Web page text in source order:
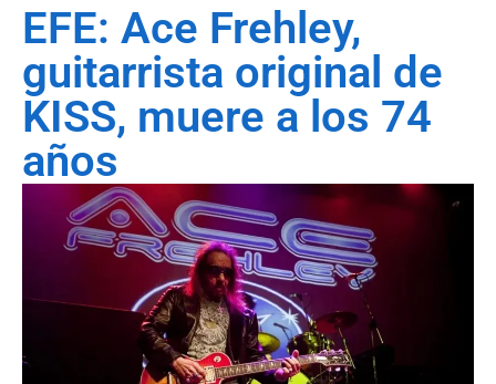
EFE: Ace Frehley,
guitarrista original de
KISS, muere a los 74
años